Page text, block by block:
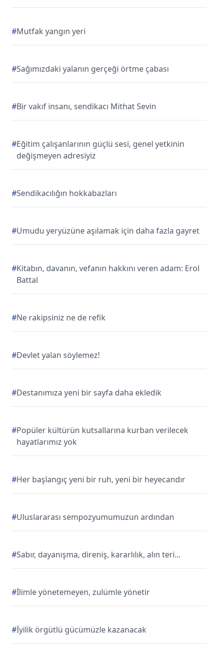
#Mutfak yangın yeri
#Sağımızdaki yalanın gerçeği örtme çabası
#Bir vakıf insanı, sendikacı Mithat Sevin
#Eğitim çalışanlarının güçlü sesi, genel yetkinin
değişmeyen adresiyiz
#Sendikacılığın hokkabazları
#Umudu yeryüzüne aşılamak için daha fazla gayret
#Kitabın, davanın, vefanın hakkını veren adam: Erol
Battal
#Ne rakipsiniz ne de refik
#Devlet yalan söylemez!
#Destanımıza yeni bir sayfa daha ekledik
#Popüler kültürün kutsallarına kurban verilecek
hayatlarımız yok
#Her başlangıç yeni bir ruh, yeni bir heyecandır
#Uluslararası sempozyumumuzun ardından
#Sabır, dayanışma, direniş, kararlılık, alın teri...
#İlimle yönetemeyen, zulümle yönetir
#İyilik örgütlü gücümüzle kazanacak